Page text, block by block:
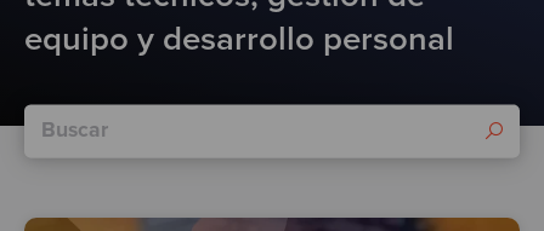
equipo y desarrollo personal